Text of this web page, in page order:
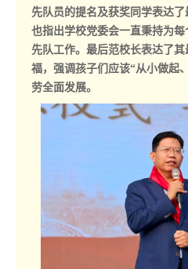
先队员的提名及获奖同学表达
也指出学校党委会一直秉持为
先队工作。最后范校长表达了
福，强调孩子们应该“从小做起
劳全面发展。